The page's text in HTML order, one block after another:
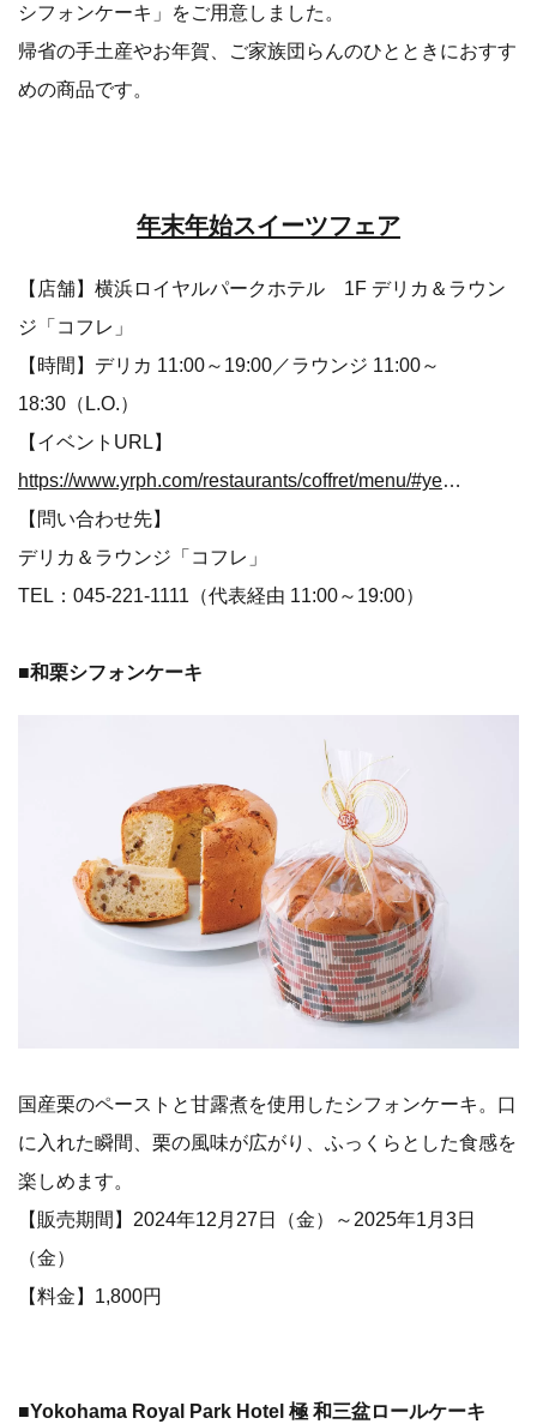
シフォンケーキ」をご用意しました。
帰省の手土産やお年賀、ご家族団らんのひとときにおすす
めの商品です。
年末年始スイーツフェア
【店舗】横浜ロイヤルパークホテル 1F デリカ＆ラウン
ジ「コフレ」
【時間】デリカ 11:00～19:00／ラウンジ 11:00～
18:30（L.O.）
【イベントURL】
https://www.yrph.com/restaurants/coffret/menu/#yearend
【問い合わせ先】
デリカ＆ラウンジ「コフレ」
TEL：045-221-1111（代表経由 11:00～19:00）
■和栗シフォンケーキ
国産栗のペーストと甘露煮を使用したシフォンケーキ。口
に入れた瞬間、栗の風味が広がり、ふっくらとした食感を
楽しめます。
【販売期間】2024年12月27日（金）～2025年1月3日
（金）
【料金】1,800円
■Yokohama Royal Park Hotel 極 和三盆ロールケーキ